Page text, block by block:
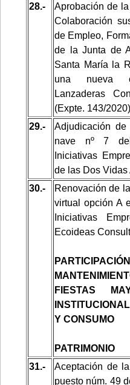
28.-
Aprobación de
Colaboración
de Empleo,
de la Junta de
Santa María la
una nueva
Lanzaderas
(Expte. 143/2020)
29.-
Adjudicación
nave nº 7
Iniciativas
de las Dos Vidas
30.-
Renovación de
virtual opción A
Iniciativas
Ecoideas
FIESTAS
Y CONSUMO
PATRIMONIO
31.-
Aceptación de
puesto núm. 49